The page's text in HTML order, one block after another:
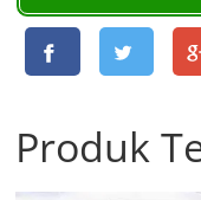
Produk